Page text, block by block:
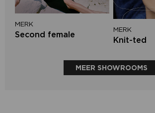
MERK
Second female
MERK
Knit-ted
MEER SHOWROOMS